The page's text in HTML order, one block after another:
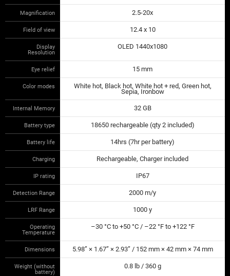
Magnification 2.5-20x
Field of view 12.4 x 10
Display
Resolution
OLED 1440x1080
Eye relief 15 mm
Color modes White hot, Black hot, White hot + red, Green hot,
Sepia, Ironbow
Internal Memory 32 GB
Battery type 18650 rechargeable (qty 2 included)
Battery life 14hrs (7hr per battery)
Charging Rechargeable, Charger included
IP rating IP67
Detection Range 2000 m/y
LRF Range 1000 y
Operating
Temperature
–30 °C to +50 °C / –22 °F to +122 °F
Dimensions 5.98” × 1.67” × 2.93” / 152 mm × 42 mm × 74 mm
Weight (without
battery)
0.8 lb / 360 g